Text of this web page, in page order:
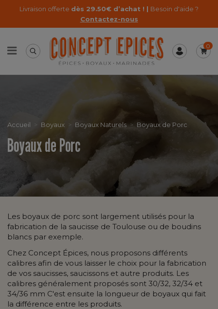
Livraison offerte dès 29.50€ d’achat ! | Besoin d'aide ?
Contactez-nous
0
Accueil Boyaux Boyaux Naturels Boyaux de Porc
Boyaux de Porc
Les boyaux de porc sont largement utilisés pour la
fabrication de la saucisse de Toulouse ou de boudins
blancs par exemple.
Chez Concept Épices, nous proposons différents
calibres afin de vous laisser le choix pour la fabrication
de vos saucisses, saucissons et autre produits. Les
calibres généralement proposés sont 30/32, 32/34 et
34/36 mm C'est ensuite la longueur de boyaux qui fait
la différence entre les produits.